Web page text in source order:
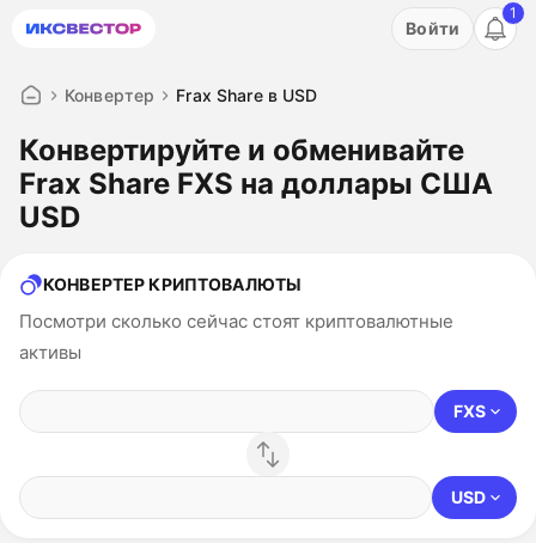
Акция: бесплатный пробный период на 3 дня!
Войти
1
Конвертер Frax Share в USD
Конвертируйте и обменивайте
Frax Share FXS на доллары США
USD
КОНВЕРТЕР КРИПТОВАЛЮТЫ
Посмотри сколько сейчас стоят криптовалютные
активы
FXS
USD